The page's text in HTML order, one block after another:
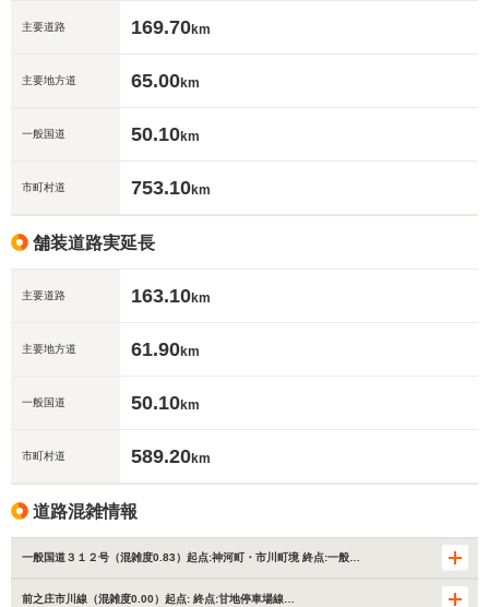
主要道路 169.70km
主要地方道 65.00km
一般国道 50.10km
市町村道 753.10km
舗装道路実延長
主要道路 163.10km
主要地方道 61.90km
一般国道 50.10km
市町村道 589.20km
道路混雑情報
一般国道３１２号（混雑度0.83）起点:神河町・市川町境 終点:一般…
前之庄市川線（混雑度0.00）起点: 終点:甘地停車場線…